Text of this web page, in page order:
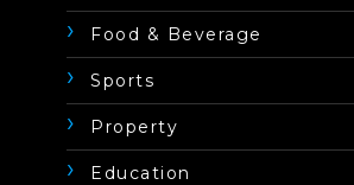
Food & Beverage
Sports
Property
Education